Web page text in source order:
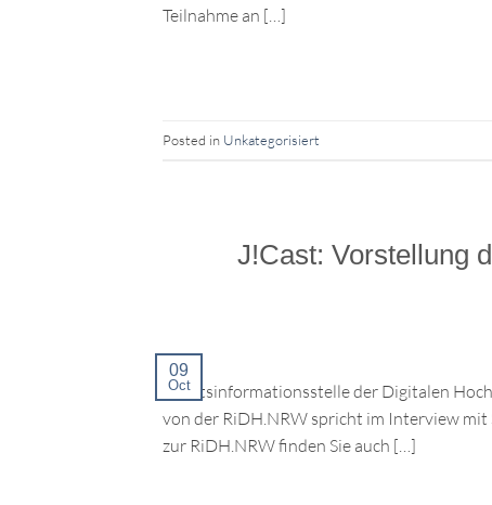
Teilnahme an […]
Posted in Unkategorisiert
J!Cast: Vorstellung
09
Oct
Rechtsinformationsstelle der Digitalen
von der RiDH.NRW spricht im Interview
zur RiDH.NRW finden Sie auch […]